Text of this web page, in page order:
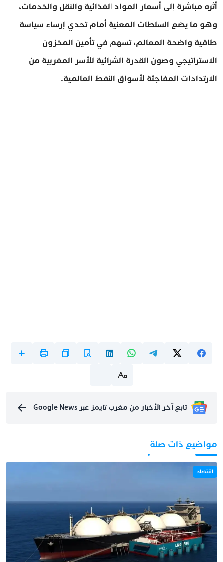
أثره مباشرة إلى أسعار المواد الغذائية والنقل والخدمات،
وهو ما يضع السلطات المعنية أمام تحدي إرساء سياسة
طاقية واضحة المعالم، تسهم في تأمين المخزون
الاستراتيجي وصون القدرة الشرائية للأسر المغربية من
الارتدادات المفاجئة لأسواق النفط العالمية.
تابع آخر الأخبار من مغرب تايمز عبر Google News
مواضيع ذات صلة
اقتصاد